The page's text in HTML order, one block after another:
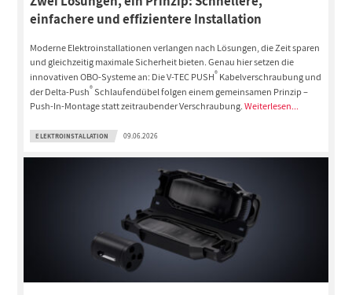
einfachere und effizientere Installation
Moderne Elektroinstallationen verlangen nach Lösungen, die Zeit sparen
und gleichzeitig maximale Sicherheit bieten. Genau hier setzen die
innovativen OBO-Systeme an: Die V-TEC PUSH®Kabelverschraubung und
der Delta-Push®Schlaufendübel folgen einem gemeinsamen Prinzip –
Push-In-Montage statt zeitraubender Verschraubung.Weiterlesen...
ELEKTROINSTALLATION 09.06.2026